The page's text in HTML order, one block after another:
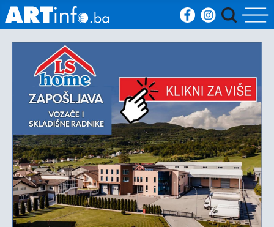
Početna
Vijesti
Sport
Kultura
Crna
kronika